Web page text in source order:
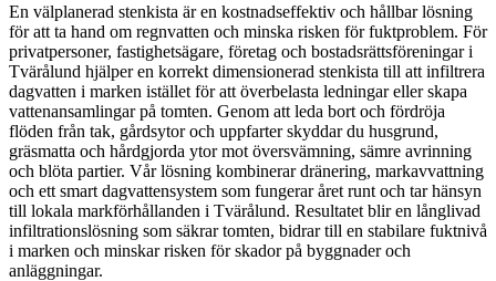
En välplanerad stenkista är en kostnadseffektiv och hållbar lösning
för att ta hand om regnvatten och minska risken för fuktproblem. För
privatpersoner, fastighetsägare, företag och bostadsrättsföreningar i
Tvärålund hjälper en korrekt dimensionerad stenkista till att infiltrera
dagvatten i marken istället för att överbelasta ledningar eller skapa
vattenansamlingar på tomten. Genom att leda bort och fördröja
flöden från tak, gårdsytor och uppfarter skyddar du husgrund,
gräsmatta och hårdgjorda ytor mot översvämning, sämre avrinning
och blöta partier. Vår lösning kombinerar dränering, markavvattning
och ett smart dagvattensystem som fungerar året runt och tar hänsyn
till lokala markförhållanden i Tvärålund. Resultatet blir en långlivad
infiltrationslösning som säkrar tomten, bidrar till en stabilare fuktnivå
i marken och minskar risken för skador på byggnader och
anläggningar.